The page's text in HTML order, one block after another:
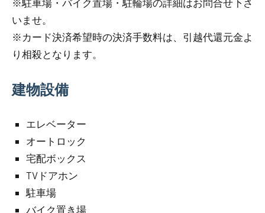
※駐車場・バイク置場・駐輪場の詳細はお問合せ下さ
いませ。
※カード決済希望時の決済手数料は、引越代還元金よ
り相殺となります。
建物設備
エレベーター
オートロック
宅配ボックス
TVドアホン
駐車場
バイク置き場